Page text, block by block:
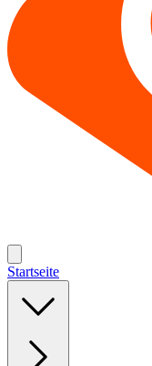
Startseite